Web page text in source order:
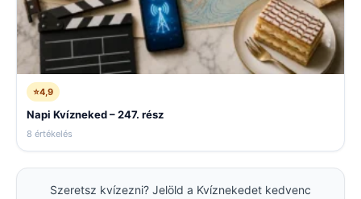
⭐4,9
Napi Kvízneked – 247. rész
8 értékelés
Szeretsz kvízezni? Jelöld a Kvíznekedet kedvenc